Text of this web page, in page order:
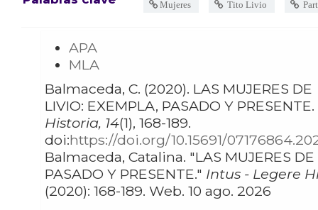
Mujeres Tito Livio
APA
MLA
Balmaceda, C. (2020). LAS MUJERES DE
LIVIO: EXEMPLA, PASADO Y PRESENTE.
Historia, 14(1), 168-189.
doi:https://doi.org/10.15691/
Balmaceda, Catalina. "LAS MUJERES DE LIVIO: EXEMPLA,
PASADO Y PRESENTE." Intus - Legere
(2020): 168-189. Web. 10 ago. 2026